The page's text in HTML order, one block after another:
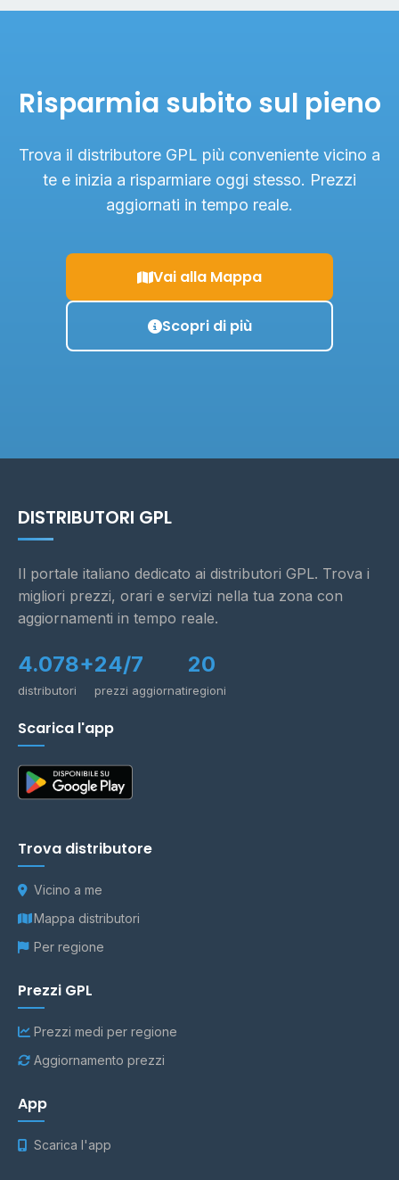
Risparmia subito sul pieno
Trova il distributore GPL più conveniente vicino a
te e inizia a risparmiare oggi stesso. Prezzi
aggiornati in tempo reale.
Vai alla Mappa
Scopri di più
DISTRIBUTORI GPL
Il portale italiano dedicato ai distributori GPL. Trova i
migliori prezzi, orari e servizi nella tua zona con
aggiornamenti in tempo reale.
4.078+
distributori
24/7
prezzi aggiornati
20
regioni
Scarica l'app
Trova distributore
Vicino a me
Mappa distributori
Per regione
Prezzi GPL
Prezzi medi per regione
Aggiornamento prezzi
App
Scarica l'app